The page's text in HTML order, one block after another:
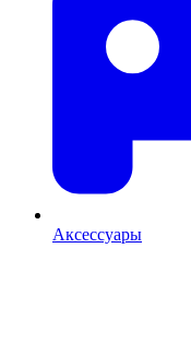
Аксессуары